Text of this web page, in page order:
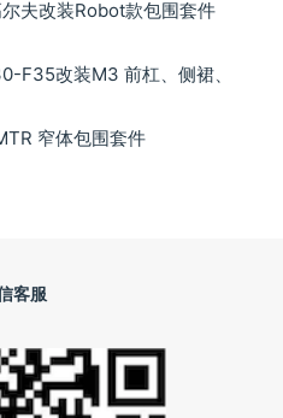
夫改装Robot款包围套件
F35改装M3 前杠、侧裙、
窄体包围套件
客服